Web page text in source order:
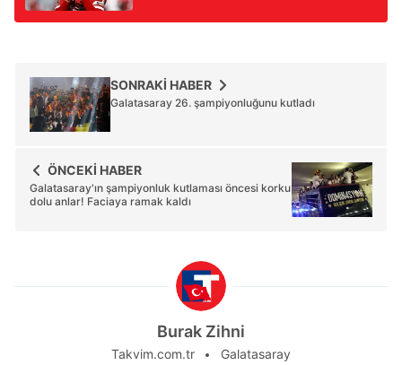
SONRAKİ HABER
Galatasaray 26. şampiyonluğunu kutladı
ÖNCEKİ HABER
Galatasaray'ın şampiyonluk kutlaması öncesi korku
dolu anlar! Faciaya ramak kaldı
Burak Zihni
Takvim.com.tr Galatasaray